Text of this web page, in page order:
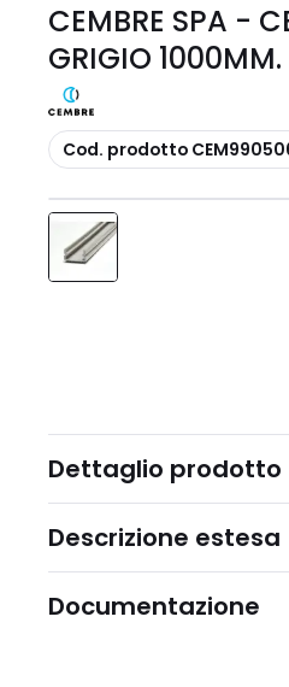
CEMBRE SPA -
GRIGIO 1000MM.
copia
Cod. prodotto
Dettaglio prodotto
Descrizione estesa
Documentazione